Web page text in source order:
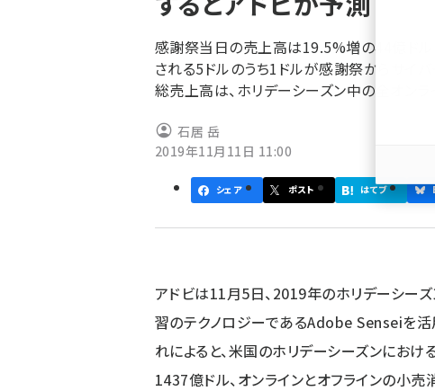
く
ず
感謝祭当日の売上高は19.5%増の44億ドル
される5ドルのうち1ドルが感謝祭からサイ
総売上高は、ホリデーシーズン中の全オン
石居 岳
2019年11月11日 11:00
シェア ポスト はてブ
アドビは11月5日、2019年のホリデーシー
習のテクノロジーであるAdobe Senseiを活
れによると、米国のホリデーシーズンにお
1437億ドル、オンラインとオフラインの小